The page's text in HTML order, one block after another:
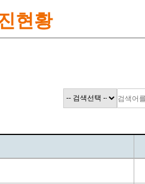
실
수 있는 증명
민회장학회 장학금
금 신청
시설업
현황